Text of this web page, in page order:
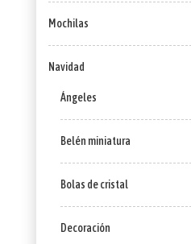
Mochilas
Navidad
Ángeles
Belén miniatura
Bolas de cristal
Decoración